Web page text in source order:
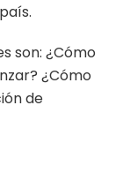
son: ¿Cómo
¿Cómo
de